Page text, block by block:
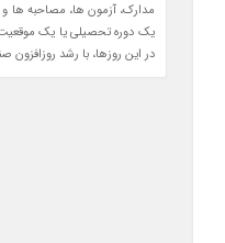
مدارک، آزمون ها، مصاحبه ها
در این روزها، با رشد روزافزون